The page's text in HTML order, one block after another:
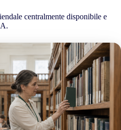
centralmente disponibile e